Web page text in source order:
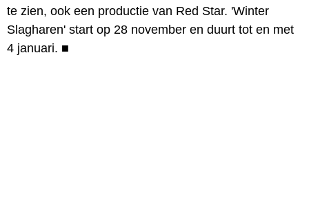
te zien, ook een productie van Red Star. 'Winter
Slagharen' start op 28 november en duurt tot en met
4 januari. ■